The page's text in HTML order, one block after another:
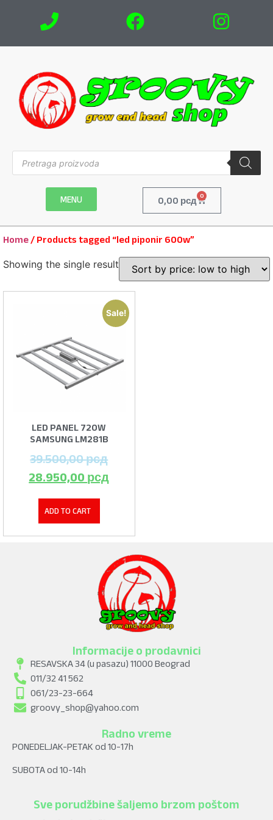
MENU 0,00 рсд 0
Home / Products tagged “led piponir 600w”
Showing the single result
Sale!
LED PANEL 720W
SAMSUNG LM281B
39.500,00рсд
28.950,00 рсд
ADD TO CART
Informacije o prodavnici
RESAVSKA 34 (u pasazu) 11000 Beograd
011/32 41 562
061/23-23-664
groovy_shop@yahoo.com
Radno vreme
PONEDELJAK-PETAK od 10-17h
SUBOTA od 10-14h
Sve porudžbine šaljemo brzom poštom